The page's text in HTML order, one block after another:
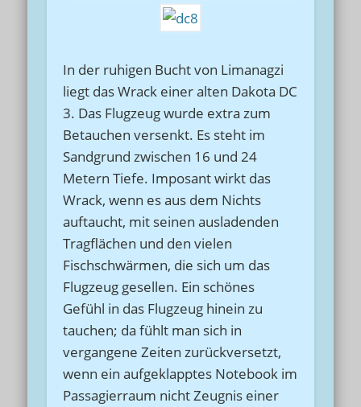
In der ruhigen Bucht von Limanagzi
liegt das Wrack einer alten Dakota DC
3. Das Flugzeug wurde extra zum
Betauchen versenkt. Es steht im
Sandgrund zwischen 16 und 24
Metern Tiefe. Imposant wirkt das
Wrack, wenn es aus dem Nichts
auftaucht, mit seinen ausladenden
Tragflächen und den vielen
Fischschwärmen, die sich um das
Flugzeug gesellen. Ein schönes
Gefühl in das Flugzeug hinein zu
tauchen; da fühlt man sich in
vergangene Zeiten zurückversetzt,
wenn ein aufgeklapptes Notebook im
Passagierraum nicht Zeugnis einer